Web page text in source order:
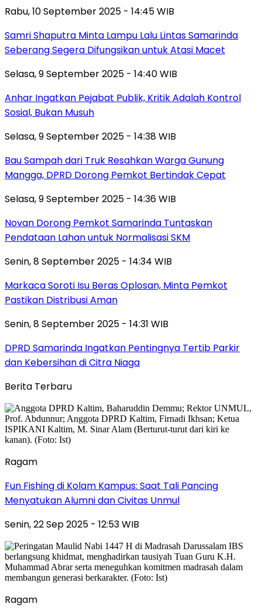
Rabu, 10 September 2025 - 14:45 WIB
Samri Shaputra Minta Lampu Lalu Lintas Samarinda
Seberang Segera Difungsikan untuk Atasi Macet
Selasa, 9 September 2025 - 14:40 WIB
Anhar Ingatkan Pejabat Publik, Kritik Adalah Kontrol
Sosial, Bukan Musuh
Selasa, 9 September 2025 - 14:38 WIB
Bau Sampah dari Truk Resahkan Warga Gunung
Mangga, DPRD Dorong Pemkot Bertindak Cepat
Selasa, 9 September 2025 - 14:36 WIB
Novan Dorong Pemkot Samarinda Tuntaskan
Pendataan Lahan untuk Normalisasi SKM
Senin, 8 September 2025 - 14:34 WIB
Markaca Soroti Isu Beras Oplosan, Minta Pemkot
Pastikan Distribusi Aman
Senin, 8 September 2025 - 14:31 WIB
DPRD Samarinda Ingatkan Pentingnya Tertib Parkir
dan Kebersihan di Citra Niaga
Berita Terbaru
Ragam
Fun Fishing di Kolam Kampus: Saat Tali Pancing
Menyatukan Alumni dan Civitas Unmul
Senin, 22 Sep 2025 - 12:53 WIB
Ragam